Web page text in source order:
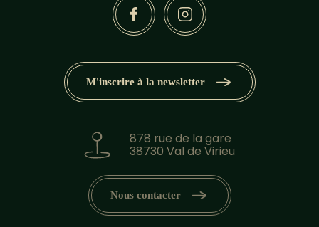
878 rue de la gare
38730 Val de Virieu
Nous contacter
M'inscrire à la newsletter